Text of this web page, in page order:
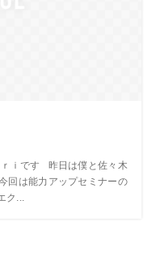
ｉです 昨日は僕と佐々木
回は能力アップセミナーの
...